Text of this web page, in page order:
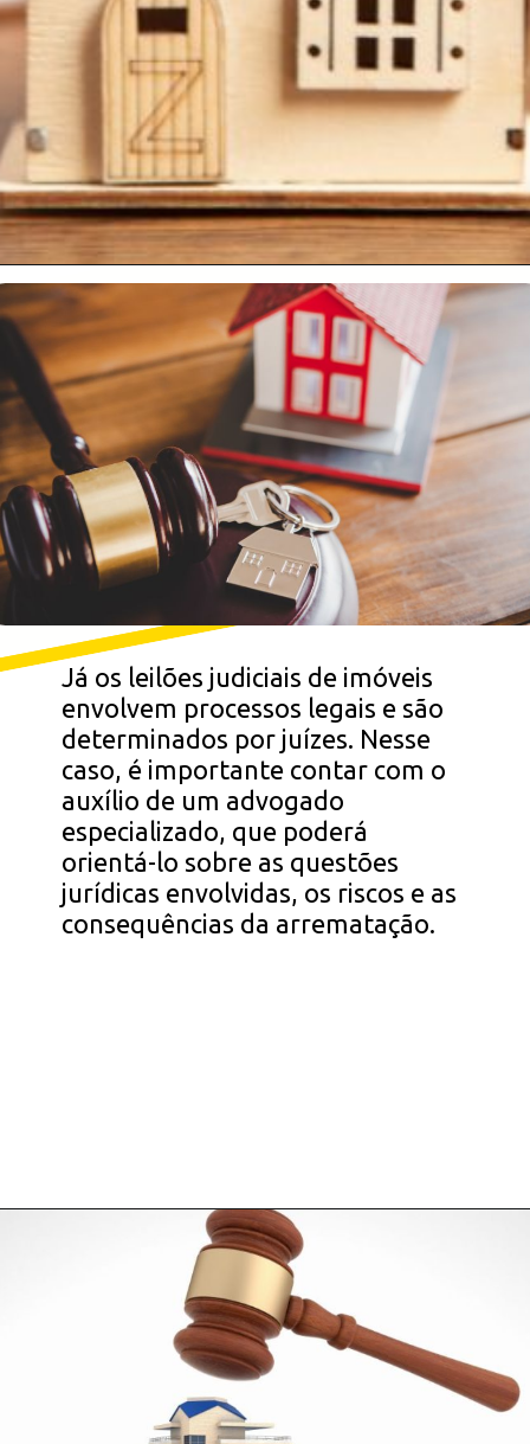
Opening
Já os leilões judiciais de imóveis
envolvem processos legais e são
determinados por juízes. Nesse
caso, é importante contar com o
auxílio de um advogado
especializado, que poderá
orientá-lo sobre as questões
jurídicas envolvidas, os riscos e as
consequências da arrematação.